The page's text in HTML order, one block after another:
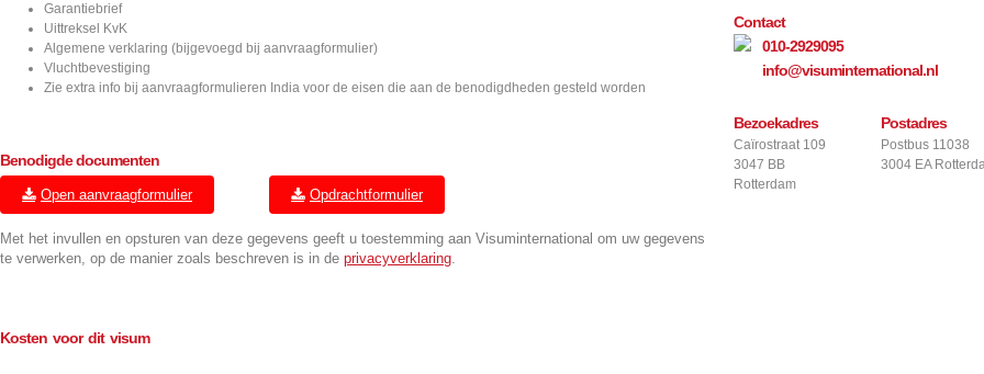
Garantiebrief
Uittreksel KvK
Algemene verklaring (bijgevoegd bij aanvraagformulier)
Vluchtbevestiging
Zie extra info bij aanvraagformulieren India voor de eisen die aan de benodigdheden gesteld worden
Benodigde documenten
Open aanvraagformulier Opdrachtformulier
Met het invullen en opsturen van deze gegevens geeft u toestemming aan Visuminternational om uw gegevens
te verwerken, op de manier zoals beschreven is in de privacyverklaring.
Kosten voor dit visum
Contact
010-2929095
info@visuminternational.nl
Bezoekadres
Caïrostraat 109
3047 BB
Rotterdam
Postadres
Postbus 11038
3004 EA